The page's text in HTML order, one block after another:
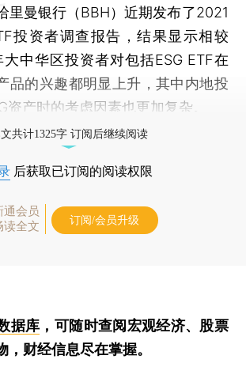
曼银行（BBH）近期发布了2021
投资者调查报告，结果显示相较
中华区投资者对包括ESG ETF在
品的兴趣都明显上升，其中内地投
资产时的考虑因素也更加复杂。
共计1325字 订阅后继续阅读
后获取已订阅的阅读权限
通会员
读全文
订阅/会员升级
据库 ，可随时查阅宏观经济、股票
，财经信息尽在掌握。